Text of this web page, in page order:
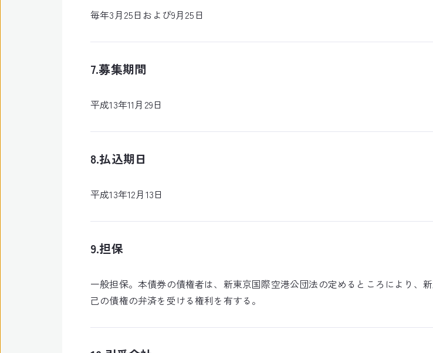
毎年3月25日および9月25日
7.募集期間
平成13年11月29日
8.払込期日
平成13年12月13日
9.担保
一般担保。本債券の債権者は、新東京国際空港公団法の定めるところにより、
己の債権の弁済を受ける権利を有する。